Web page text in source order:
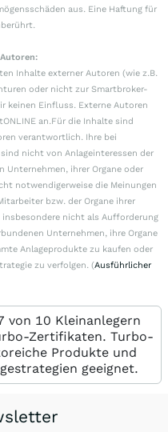
aus. Eine Haftung für
Inhalte externer Autoren (wie z.B.
oder nicht zur Smartbroker-
keinen Einfluss. Externe Autoren
an.Für die Inhalte sind
verantwortlich. Ihre bei
nicht von Anlageinteressen der
Unternehmen, ihrer Organe oder
notwendigerweise die Meinungen
bzw. der Organe ihrer
nicht als Aufforderung
Unternehmen, ihre Organe
Anlageprodukte zu kaufen oder
zu verfolgen. (Ausführlicher
von 10 Kleinanlegern
Zertifikaten. Turbo-
Produkte und
geeignet.